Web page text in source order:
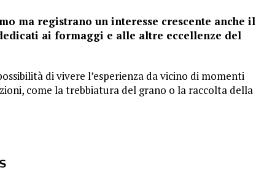
ma registrano un interesse crescente anche il
ai formaggi e alle altre eccellenze del
di vivere l’esperienza da vicino di momenti
come la trebbiatura del grano o la raccolta della